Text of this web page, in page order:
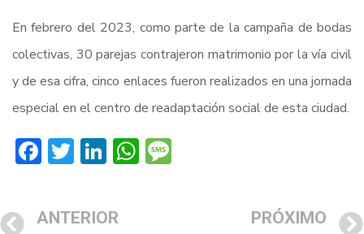
En febrero del 2023, como parte de la campaña de bodas
colectivas, 30 parejas contrajeron matrimonio por la vía civil
y de esa cifra, cinco enlaces fueron realizados en una jornada
especial en el centro de readaptación social de esta ciudad.
Facebook
Twitter
LinkedIn
WhatsApp
ANTERIOR PRÓXIMO